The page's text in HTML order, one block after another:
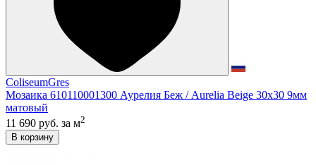
ColiseumGres
Мозаика 610110001300 Аурелия Беж / Aurelia Beige 30x30 9мм
матовый
11 690 руб. за м2
В корзину